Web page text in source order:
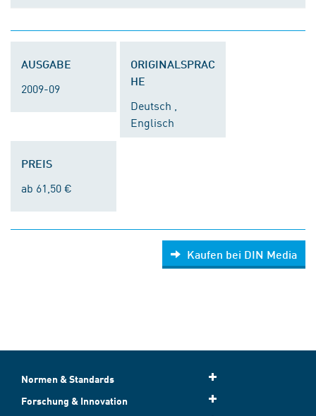
AUSGABE
2009-09
ORIGINALSPRAC
HE
Deutsch ,
Englisch
PREIS
ab 61,50 €
Kaufen bei DIN Media
Normen & Standards
Forschung & Innovation